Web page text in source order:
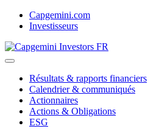
Skip
Capgemini.com
Investisseurs
Résultats & rapports financiers
Calendrier & communiqués
Actionnaires
Actions & Obligations
ESG